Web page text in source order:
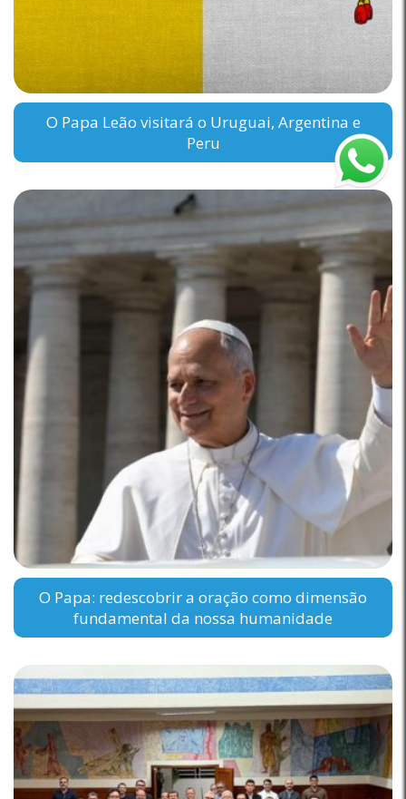
O Papa Leão visitará o Uruguai, Argentina e
Peru
O Papa: redescobrir a oração como dimensão
fundamental da nossa humanidade